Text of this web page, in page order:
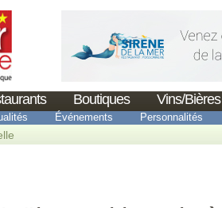
Boutiques Vins/Bières
Événements Personnalités